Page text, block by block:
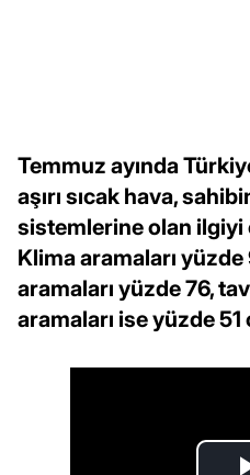
Temmuz ayında
aşırı sıcak hava,
sistemlerine olan ilgiyi
Klima aramaları
aramaları yüzde 76,
aramaları ise yüzde